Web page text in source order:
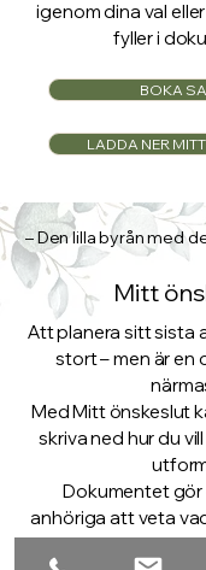
igenom dina val
fyller i
BOKA
LADDA NER
– Den lilla byrån med
Mitt
Att planera sitt sista
stort – men är en
Med Mitt önskeslut
skriva ned hur du
Dokumentet
anhöriga att veta
just dig – och blir en